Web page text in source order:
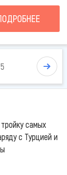
5
самых
с Турцией и